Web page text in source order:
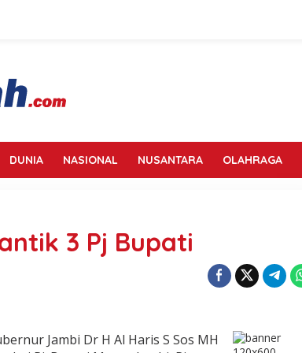
DUNIA NASIONAL NUSANTARA OLAHRAGA
3 Pj Bupati
Jambi Dr H Al Haris S Sos MH